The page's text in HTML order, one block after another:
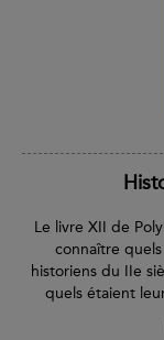
Le livre XII de
connaître
historiens du IIe
quels étaient